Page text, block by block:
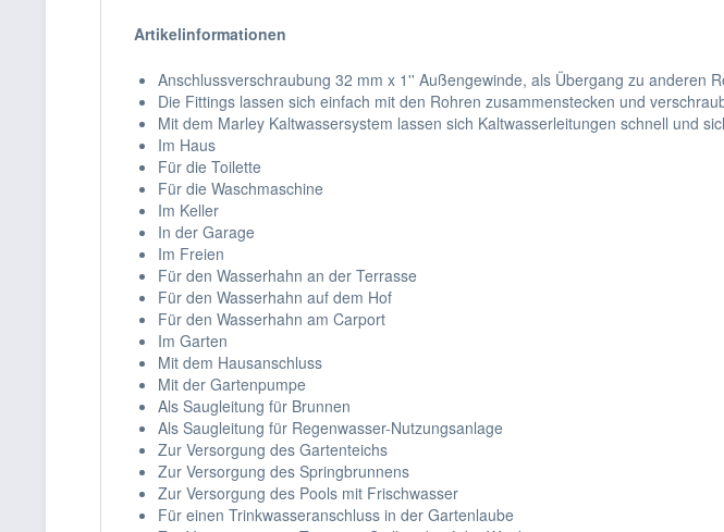
Artikelinformationen
Anschlussverschraubung 32 mm x 1'' Außengewinde, als Übergang zu anderen
Die Fittings lassen sich einfach mit den Rohren zusammenstecken und
Mit dem Marley Kaltwassersystem lassen sich Kaltwasserleitungen schnell und
Im Haus
Für die Toilette
Für die Waschmaschine
Im Keller
In der Garage
Im Freien
Für den Wasserhahn an der Terrasse
Für den Wasserhahn auf dem Hof
Für den Wasserhahn am Carport
Im Garten
Mit dem Hausanschluss
Mit der Gartenpumpe
Als Saugleitung für Brunnen
Als Saugleitung für Regenwasser-Nutzungsanlage
Zur Versorgung des Gartenteichs
Zur Versorgung des Springbrunnens
Zur Versorgung des Pools mit Frischwasser
Für einen Trinkwasseranschluss in der Gartenlaube